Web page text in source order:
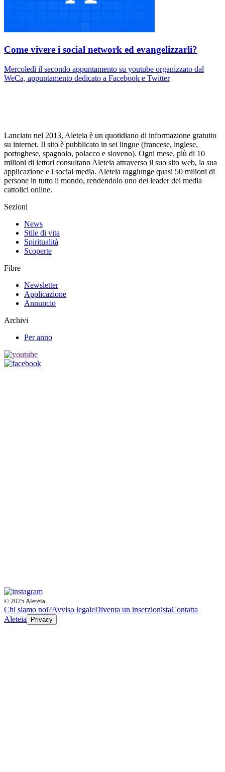
Come vivere i social network ed evangelizzarli?
Mercoledì il secondo appuntamento su youtube organizzato dal
WeCa, appuntamento dedicato a Facebook e Twitter
Lanciato nel 2013, Aleteia è un quotidiano di informazione gratuito
su internet. Il sito è pubblicato in sei lingue (francese, inglese,
portoghese, spagnolo, polacco e sloveno). Ogni mese, più di 10
milioni di lettori consultano Aleteia attraverso il suo sito web, la sua
applicazione e i social media. Aleteia raggiunge quasi 50 milioni di
persone in tutto il mondo, rendendolo uno dei leader dei media
cattolici online.
Sezioni
News
Stile di vita
Spiritualità
Scoperte
Fibre
Newsletter
Applicazione
Annuncio
Archivi
Per anno
© 2025 Aleteia
Chi siamo noi?Avviso legaleDiventa un inserzionistaContatta
Aleteia
Privacy